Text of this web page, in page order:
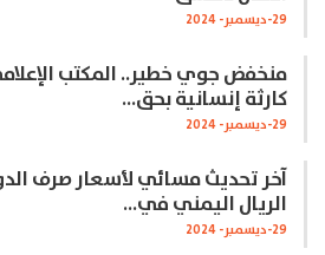
29-ديسمبر- 2024
منخفض جوي خطير.. المكتب
كارثة إنسانية بحق…
29-ديسمبر- 2024
آخر تحديث مسائي لأسعار صرف
الريال اليمني في…
29-ديسمبر- 2024